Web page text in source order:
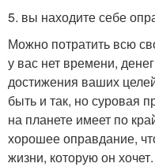
5. вы находите себе
Можно потратить всю
у вас нет времени,
достижения ваших
быть и так, но суровая
на планете имеет по
хорошее оправдание,
жизни, которую он хочет.